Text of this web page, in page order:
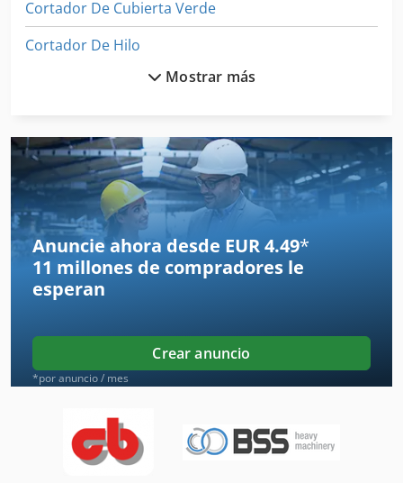
Cortador De Cubierta Verde
Cortador De Hilo
Cortador De La Articulación Del Dedo
Cortador De La Tira
Cortador De Mesa
Cortador De Pan
Cortador De Papel
Cortador De Tela
Cortador De Tubos
Cortador De Vacío
Cortador Del Asfalto
Cortadora De Carne
Mostrar más
Anuncie ahora desde EUR 4.49*
11 millones de compradores le
esperan
Crear anuncio
*por anuncio / mes